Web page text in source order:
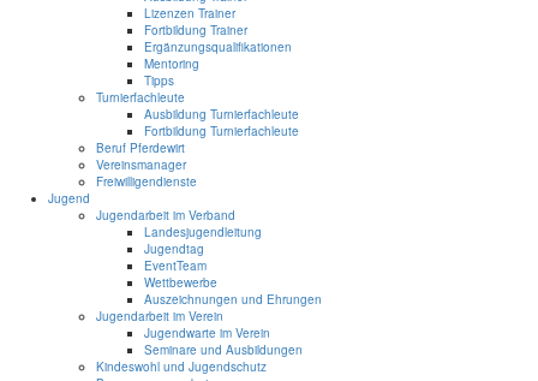
Lizenzen Trainer
Fortbildung Trainer
Ergänzungsqualifikationen
Mentoring
Tipps
Turnierfachleute
Ausbildung Turnierfachleute
Fortbildung Turnierfachleute
Beruf Pferdewirt
Vereinsmanager
Freiwilligendienste
Jugend
Jugendarbeit im Verband
Landesjugendleitung
Jugendtag
EventTeam
Wettbewerbe
Auszeichnungen und Ehrungen
Jugendarbeit im Verein
Jugendwarte im Verein
Seminare und Ausbildungen
Kindeswohl und Jugendschutz